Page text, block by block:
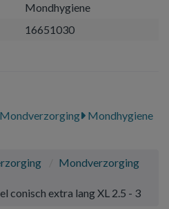
Mondhygiene
16651030
Mondverzorging
Mondhygiene
Mondverzorging
conisch extra lang XL 2.5 - 3